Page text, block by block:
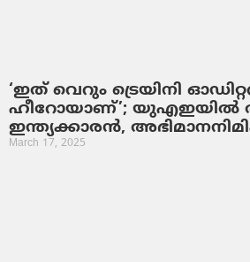
‘ഇത് വെറും ട്രെയിനി
ഹീറോയാണ്’; യുഎഇയിൽ
ഇന്ത്യക്കാരൻ,
March 17, 2025